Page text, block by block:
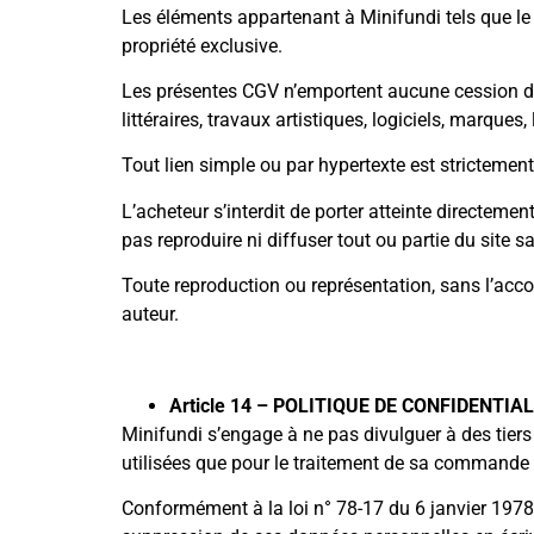
Les éléments appartenant à Minifundi tels que
propriété exclusive.
Les présentes CGV n’emportent aucune
littéraires, travaux artistiques, logiciels,
Tout lien simple ou par hypertexte est
L’acheteur s’interdit de porter atteinte
pas reproduire ni diffuser tout ou partie du site
Toute reproduction ou représentation, sans
auteur.
Article 14 – POLITIQUE DE
Minifundi s’engage à ne pas divulguer à des
utilisées que pour le traitement de sa
Conformément à la loi n° 78-17 du 6 janvier